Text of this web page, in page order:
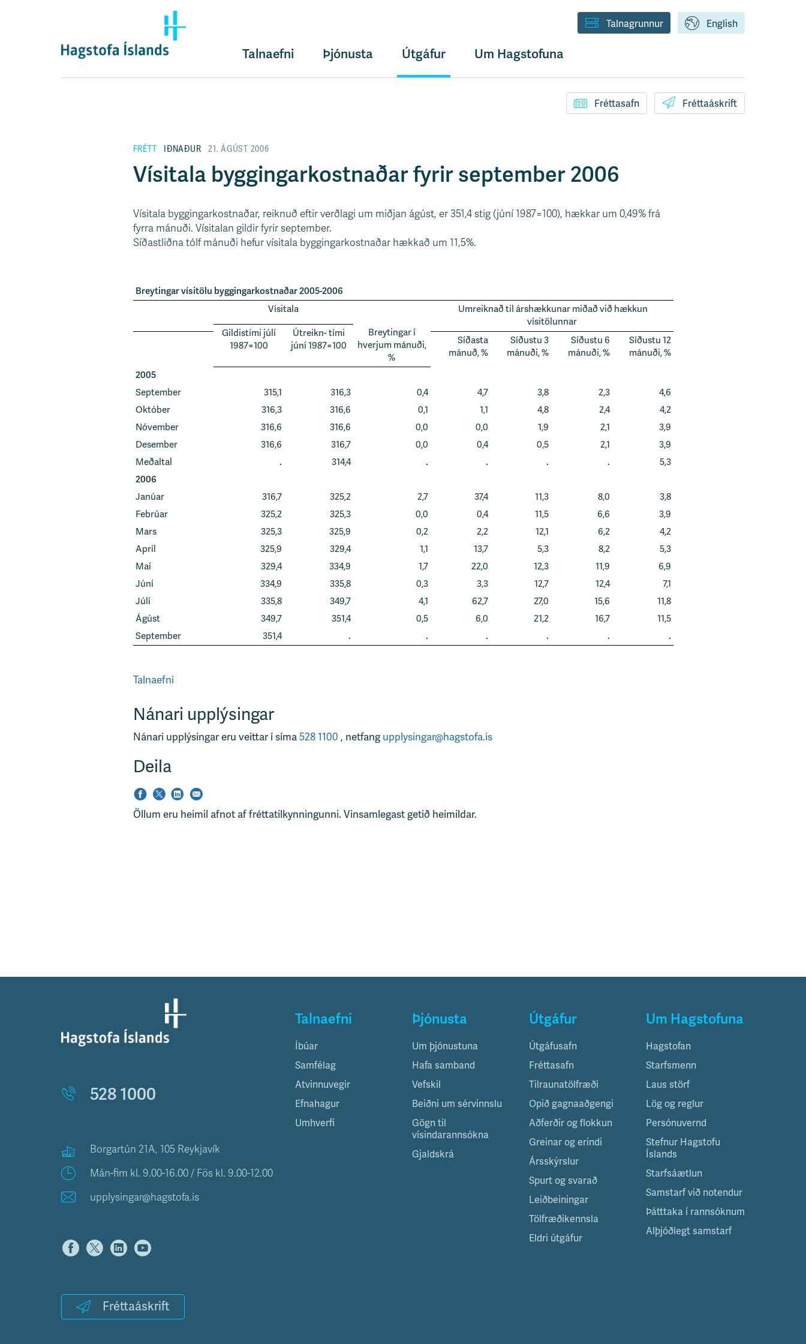
English
Talnagrunnur
Talnaefni Þjónusta Útgáfur Um Hagstofuna
Fréttasafn Fréttaáskrift
FRÉTT IÐNAÐUR 21. ÁGÚST 2006
Vísitala byggingarkostnaðar fyrir september 2006
Vísitala byggingarkostnaðar, reiknuð eftir verðlagi um miðjan ágúst, er 351,4 stig (júní 1987=100), hækkar um 0,49% frá
fyrra mánuði. Vísitalan gildir fyrir september.
Síðastliðna tólf mánuði hefur vísitala byggingarkostnaðar hækkað um 11,5%.
Breytingar vísitölu byggingarkostnaðar 2005-2006
Vísitala
Umreiknað til árshækkunar miðað við hækkun
vísitölunnar
Gildistími júlí
1987=100
Útreikn- tími
júní 1987=100
Breytingar í
hverjum mánuði,
%
Síðasta
mánuð, %
Síðustu 3
mánuði, %
Síðustu 6
mánuði, %
Síðustu 12
mánuði, %
2005
September
315,1 316,3 0,4 4,7 3,8 2,3
4,6
Október
316,3 316,6 0,1 1,1 4,8 2,4
4,2
Nóvember
316,6 316,6 0,0 0,0 1,9 2,1
3,9
Desember
316,6 316,7 0,0 0,4 0,5 2,1
3,9
Meðaltal
. 314,4 . . . .
5,3
2006
Janúar
316,7 325,2 2,7 37,4 11,3 8,0
3,8
Febrúar
325,2 325,3 0,0 0,4 11,5 6,6
3,9
Mars
325,3 325,9 0,2 2,2 12,1 6,2
4,2
Apríl
325,9 329,4 1,1 13,7 5,3 8,2
5,3
Maí
329,4 334,9 1,7 22,0 12,3 11,9
6,9
Júní
334,9 335,8 0,3 3,3 12,7 12,4
7,1
Júlí
335,8 349,7 4,1 62,7 27,0 15,6
11,8
Ágúst
349,7 351,4 0,5 6,0 21,2 16,7
11,5
September
351,4 . . . . . .
Talnaefni
Nánari upplýsingar
Nánari upplýsingar eru veittar í síma528 1100 , netfangupplysingar@hagstofa.is
Deila
Öllum eru heimil afnot af fréttatilkynningunni. Vinsamlegast getið heimildar.
528 1000
Borgartún 21A, 105 Reykjavík
Mán-fim kl. 9.00-16.00 / Fös kl. 9.00-12.00
upplysingar@hagstofa.is
Fréttaáskrift
Talnaefni
Íbúar
Samfélag
Atvinnuvegir
Efnahagur
Umhverfi
Þjónusta
Um þjónustuna
Hafa samband
Vefskil
Beiðni um sérvinnslu
Gögn til
vísindarannsókna
Gjaldskrá
Útgáfur
Útgáfusafn
Fréttasafn
Tilraunatölfræði
Opið gagnaaðgengi
Aðferðir og flokkun
Greinar og erindi
Ársskýrslur
Spurt og svarað
Leiðbeiningar
Tölfræðikennsla
Eldri útgáfur
Um Hagstofuna
Hagstofan
Starfsmenn
Laus störf
Lög og reglur
Persónuvernd
Stefnur Hagstofu
Íslands
Starfsáætlun
Samstarf við notendur
Þátttaka í rannsóknum
Alþjóðlegt samstarf